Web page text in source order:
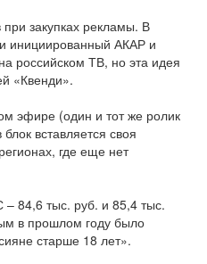
закупках рекламы. В
инициированный АКАР и
российском ТВ, но эта идея
«Квенди».
эфире (один и тот же ролик
вставляется своя
где еще нет
84,6 тыс. руб. и 85,4 тыс.
в прошлом году было
старше 18 лет».